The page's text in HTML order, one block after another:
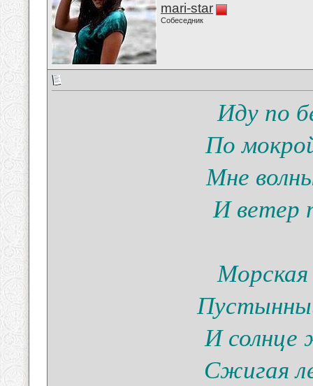
mari-star
Собеседник
Иду по
По
Мне
И ветер
Морская
И солнце
Сжигая